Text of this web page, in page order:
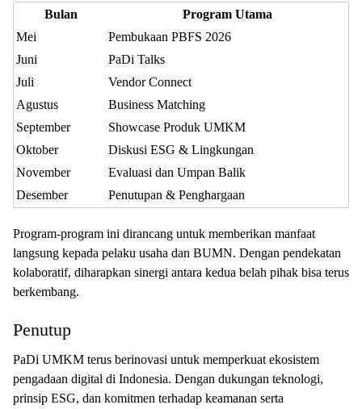
Bulan
Program Utama
Mei
Pembukaan PBFS 2026
Juni
PaDi Talks
Juli
Vendor Connect
Agustus
Business Matching
September
Showcase Produk UMKM
Oktober
Diskusi ESG & Lingkungan
November
Evaluasi dan Umpan Balik
Desember
Penutupan & Penghargaan
Program-program ini dirancang untuk memberikan manfaat
langsung kepada pelaku usaha dan BUMN. Dengan pendekatan
kolaboratif, diharapkan sinergi antara kedua belah pihak bisa terus
berkembang.
Penutup
PaDi UMKM terus berinovasi untuk memperkuat ekosistem
pengadaan digital di Indonesia. Dengan dukungan teknologi,
prinsip ESG, dan komitmen terhadap keamanan serta